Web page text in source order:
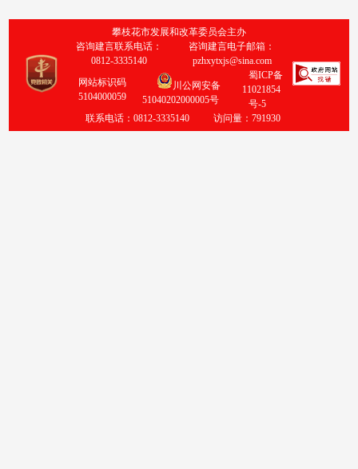
攀枝花市发展和改革委员会主办
咨询建言联系电话：
0812-3335140
咨询建言电子邮箱：
pzhxytxjs@sina.com
网站标识码
5104000059
川公网安备
51040202000005号
蜀ICP备
11021854
号-5
联系电话：0812-3335140
访问量： 791930